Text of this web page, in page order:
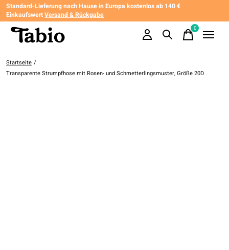
Standard-Lieferung nach Hause in Europa kostenlos ab 140 €
EinkaufswertVersand & Rückgabe
0items
Startseite /
Transparente Strumpfhose mit Rosen- und Schmetterlingsmuster, Größe 20D